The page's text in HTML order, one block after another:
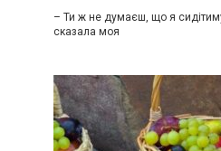
– Ти ж не думаєш, що я
сказала моя